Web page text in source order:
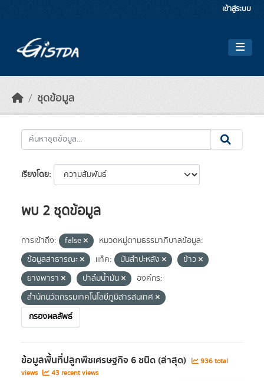
เข้าสู่ระบบ
ชุดข้อมูล
เรียงโดย
พบ 2 ชุดข้อมูล
การเข้าถึง: false
หมวดหมู่ตามธรรมาภิบาลข้อมูล:
ข้อมูลสาธารณะ
แท็ค: มันสำปะหลัง
ข้าว
ยางพารา
ปาล์มน้ำมัน
องค์กร:
สำนักนวัตกรรมเทคโนโลยีภูมิสารสนเทศ
กรองผลลัพธ์
ข้อมูลพื้นที่ปลูกพืชเศรษฐกิจ 6 ชนิด (ล่าสุด)
936 total
views
43 recent views